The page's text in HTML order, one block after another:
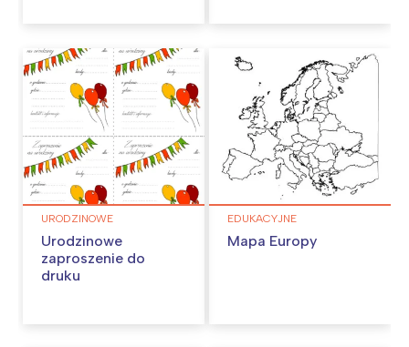
URODZINOWE
Urodzinowe
zaproszenie do
druku
EDUKACYJNE
Mapa Europy